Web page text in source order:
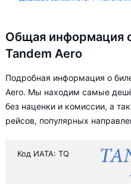
Общая информация
Tandem Aero
Подробная информация о
Aero. Мы находим самые
без наценки и комиссии, а
рейсов, популярных
Код ИАТА: TQ